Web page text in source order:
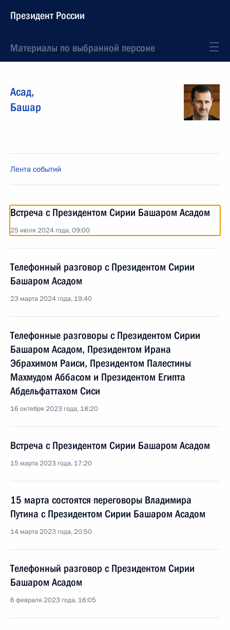
Президент России
Материалы по выбранной персоне
Асад,
Башар
Лента событий
Встреча с Президентом Сирии Башаром Асадом
25 июля 2024 года, 09:00
Телефонный разговор с Президентом Сирии
Башаром Асадом
23 марта 2024 года, 19:40
Телефонные разговоры с Президентом Сирии
Башаром Асадом, Президентом Ирана
Эбрахимом Раиси, Президентом Палестины
Махмудом Аббасом и Президентом Египта
Абдельфаттахом Сиси
16 октября 2023 года, 18:20
Встреча с Президентом Сирии Башаром Асадом
15 марта 2023 года, 17:20
15 марта состоятся переговоры Владимира
Путина с Президентом Сирии Башаром Асадом
14 марта 2023 года, 20:50
Телефонный разговор с Президентом Сирии
Башаром Асадом
6 февраля 2023 года, 16:05